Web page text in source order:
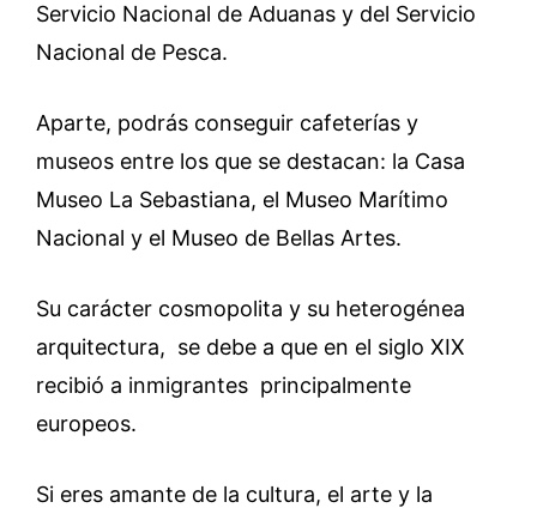
Servicio Nacional de Aduanas y del Servicio
Nacional de Pesca.
Aparte, podrás conseguir cafeterías y
museos entre los que se destacan: la Casa
Museo La Sebastiana, el Museo Marítimo
Nacional y el Museo de Bellas Artes.
Su carácter cosmopolita y su heterogénea
arquitectura, se debe a que en el siglo XIX
recibió a inmigrantes principalmente
europeos.
Si eres amante de la cultura, el arte y la